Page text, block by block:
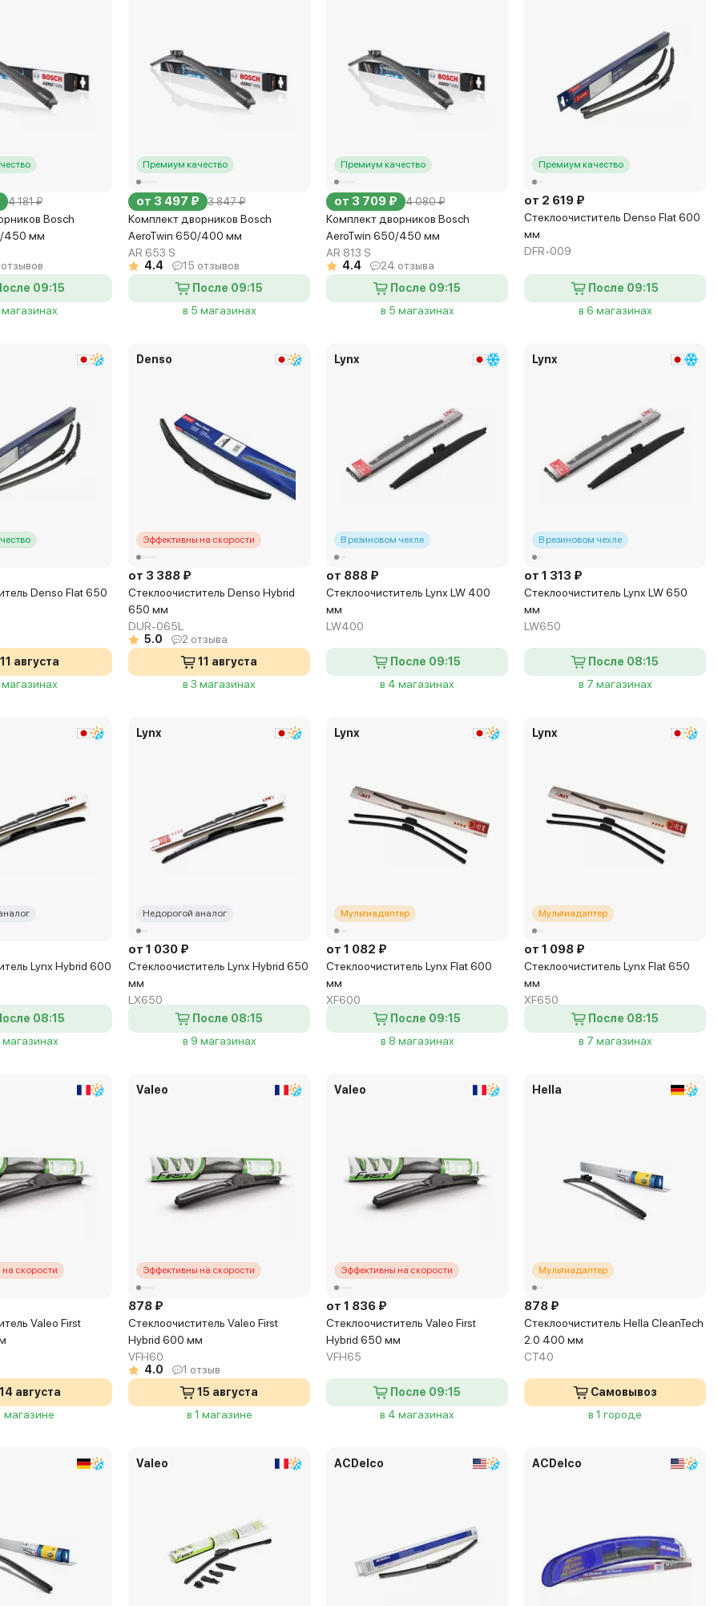
4 181 ₽
Bosch
450 мм
09:15
магазинах
Премиум качество
от 3 497 ₽ 3 847 ₽
Комплект дворников Bosch
AeroTwin 650/400 мм
AR 653 S
4.4
15 отзывов
После 09:15
в 5 магазинах
Премиум качество
от 3 709 ₽ 4 080 ₽
Комплект дворников Bosch
AeroTwin 650/450 мм
AR 813 S
4.4
24 отзыва
После 09:15
в 5 магазинах
Премиум качество
от 2 619 ₽
Стеклоочиститель Denso Flat 600
мм
DFR-009
После 09:15
в 6 магазинах
Denso Flat 650
11 августа
магазинах
Denso
Эффективны на скорости
от 3 388 ₽
Стеклоочиститель Denso Hybrid
650 мм
DUR-065L
5.0
2 отзыва
11 августа
в 3 магазинах
Lynx
В резиновом чехле
от 888 ₽
Стеклоочиститель Lynx LW 400
мм
LW400
После 09:15
в 4 магазинах
Lynx
В резиновом чехле
от 1 313 ₽
Стеклоочиститель Lynx LW 650
мм
LW650
После 08:15
в 7 магазинах
Lynx Hybrid 600
08:15
магазинах
Lynx
Недорогой аналог
от 1 030 ₽
Стеклоочиститель Lynx Hybrid 650
мм
LX650
После 08:15
в 9 магазинах
Lynx
Мультиадаптер
от 1 082 ₽
Стеклоочиститель Lynx Flat 600
мм
XF600
После 09:15
в 8 магазинах
Lynx
Мультиадаптер
от 1 098 ₽
Стеклоочиститель Lynx Flat 650
мм
XF650
После 08:15
в 7 магазинах
скорости
Valeo First
14 августа
магазине
Valeo
Эффективны на скорости
878 ₽
Стеклоочиститель Valeo First
Hybrid 600 мм
VFH60
4.0
1 отзыв
15 августа
в 1 магазине
Valeo
Эффективны на скорости
от 1 836 ₽
Стеклоочиститель Valeo First
Hybrid 650 мм
VFH65
После 09:15
в 4 магазинах
Hella
Мультиадаптер
878 ₽
Стеклоочиститель Hella CleanTech
2.0 400 мм
CT40
Самовывоз
в 1 городе
Valeo ACDelco ACDelco